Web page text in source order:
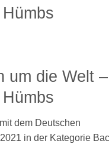
um die Welt –
dem Deutschen
in der Kategorie